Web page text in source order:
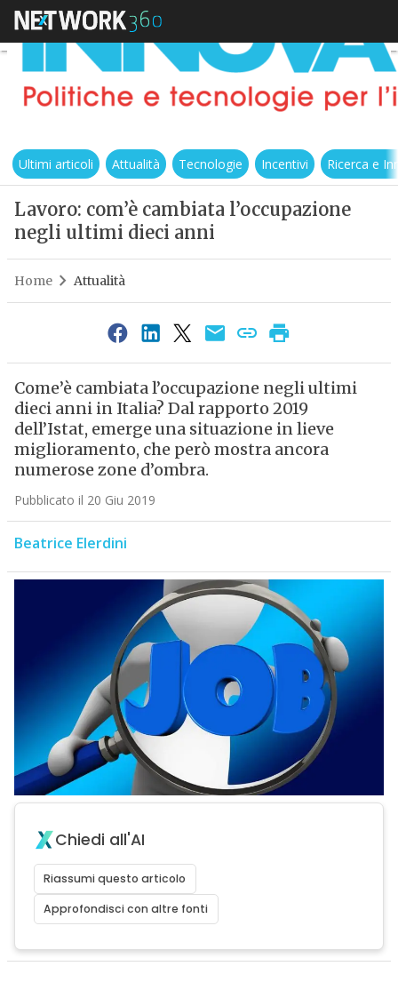
Ultimi articoli Attualità Tecnologie Incentivi Ricerca e
Lavoro: com’è cambiata l’occupazione
negli ultimi dieci anni
Home Attualità
Come’è cambiata l’occupazione negli ultimi
dieci anni in Italia? Dal rapporto 2019
dell’Istat, emerge una situazione in lieve
miglioramento, che però mostra ancora
numerose zone d’ombra.
Pubblicato il 20 Giu 2019
Beatrice Elerdini
Chiedi all'AI
Riassumi questo articolo
Approfondisci con altre fonti